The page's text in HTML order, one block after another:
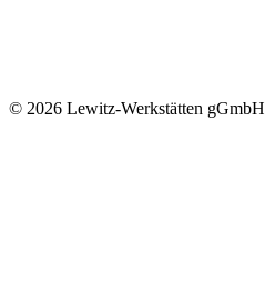
© 2026 Lewitz-Werkstätten gGmbH